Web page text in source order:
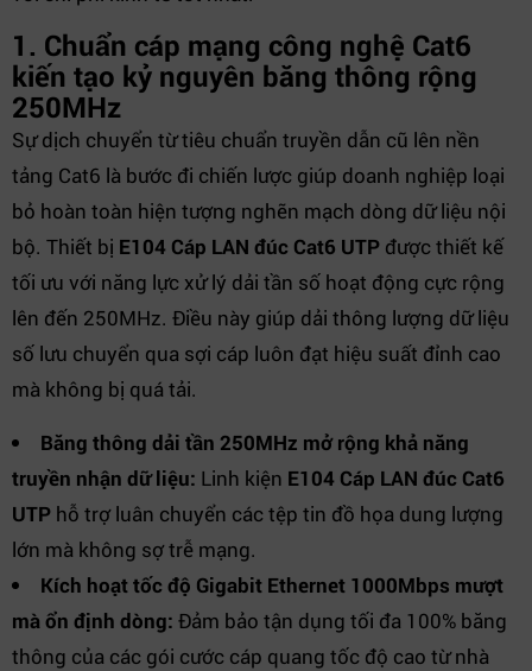
1. Chuẩn cáp mạng công nghệ Cat6
kiến tạo kỷ nguyên băng thông rộng
250MHz
Sự dịch chuyển từ tiêu chuẩn truyền dẫn cũ lên nền
tảng Cat6 là bước đi chiến lược giúp doanh nghiệp loại
bỏ hoàn toàn hiện tượng nghẽn mạch dòng dữ liệu nội
bộ. Thiết bị E104 Cáp LAN đúc Cat6 UTP được thiết kế
tối ưu với năng lực xử lý dải tần số hoạt động cực rộng
lên đến 250MHz. Điều này giúp dải thông lượng dữ liệu
số lưu chuyển qua sợi cáp luôn đạt hiệu suất đỉnh cao
mà không bị quá tải.
Băng thông dải tần 250MHz mở rộng khả năng
truyền nhận dữ liệu: Linh kiện E104 Cáp LAN đúc Cat6
UTP hỗ trợ luân chuyển các tệp tin đồ họa dung lượng
lớn mà không sợ trễ mạng.
Kích hoạt tốc độ Gigabit Ethernet 1000Mbps mượt
mà ổn định dòng: Đảm bảo tận dụng tối đa 100% băng
thông của các gói cước cáp quang tốc độ cao từ nhà